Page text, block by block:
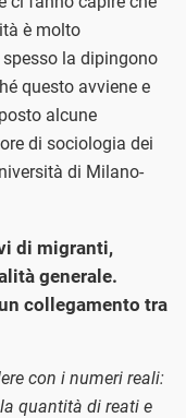
è molto
la dipingono
questo avviene e
alcune
di sociologia dei
di Milano-
di migranti,
generale.
collegamento tra
con i numeri reali:
quantità di reati e